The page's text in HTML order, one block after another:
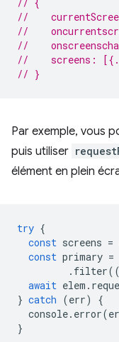
// {
//
//
//
//    screens:
// }
Par exemple, vous
puis utiliser
élément en plein
try {
const screens =
const primary =
. filter((
await elem .
} catch (err)
{
console. error(
}